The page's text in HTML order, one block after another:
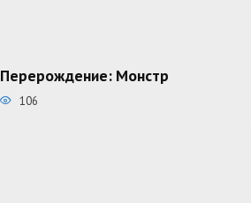
Перерождение: Монстр
106